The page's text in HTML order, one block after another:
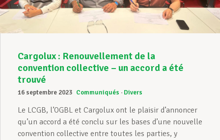
Cargolux : Renouvellement de la
convention collective – un accord a été
trouvé
16 septembre 2023 Communiqués Divers
Le LCGB, l’OGBL et Cargolux ont le plaisir d’annoncer
qu’un accord a été conclu sur les bases d’une nouvelle
convention collective entre toutes les parties, y